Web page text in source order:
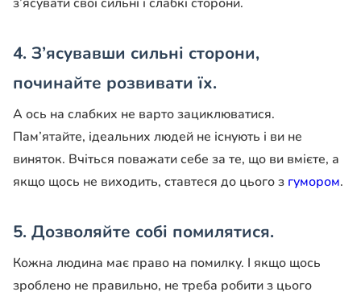
4. З’ясувавши сильні сторони,
починайте розвивати їх.
А ось на слабких не варто зациклюватися.
Пам’ятайте, ідеальних людей не існують і ви не
виняток. Вчіться поважати себе за те, що ви вмієте, а
якщо щось не виходить, ставтеся до цього з гумором.
5. Дозволяйте собі помилятися.
Кожна людина має право на помилку. І якщо щось
зроблено не правильно, не треба робити з цього